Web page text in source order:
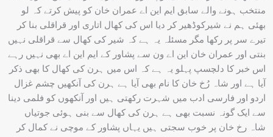
منتخب ہونے والے سابق ایم این اے عمران خان کو پیش کرتے کہ لو
بھئی ہم نے شیرکوڈھیر کر دیا اس کی کھال اتاری اور قراقلی بنا کر
تیرے سر پر رکھا مگر مسئلہ یہ ہے کہ شیر کی کھال سے قراقلی نہیں
بنتی اور عمران خان این اے ون سے پشاور کے ایم این اے بھی نہیں رہے
اس خبر کا دلچسپ پہلو یہ ہے کہ اس میں ہرن کی کھال کا بھی ذکر
آیا ہے اور شاہ رُخ خان کا نام بھی آیا ہے ہرن کی آنکھیں چشم غزال
اردو اور فارسی ادب میں شہرت رکھتی ہیں اور آنکھوں کو فلمی دینا
سے ایک گونہ نسبت بھی ہے ہرن کی کھال سے بنی ہوئی جوتیاں
شاہ رخ خان پر خوب سجتی ہیں یہاں پشاور کے موچی نے کمال کر